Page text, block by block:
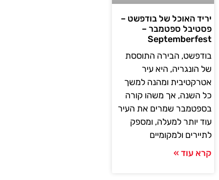
האוכל של בודפשט –
ספטמבר –
הבירה התוססת
היא עיר
ומהנה למשך
אך משהו קורה
שמרים את העיר
יותר למעלה, ומספק
ולמקומיים
עוד »